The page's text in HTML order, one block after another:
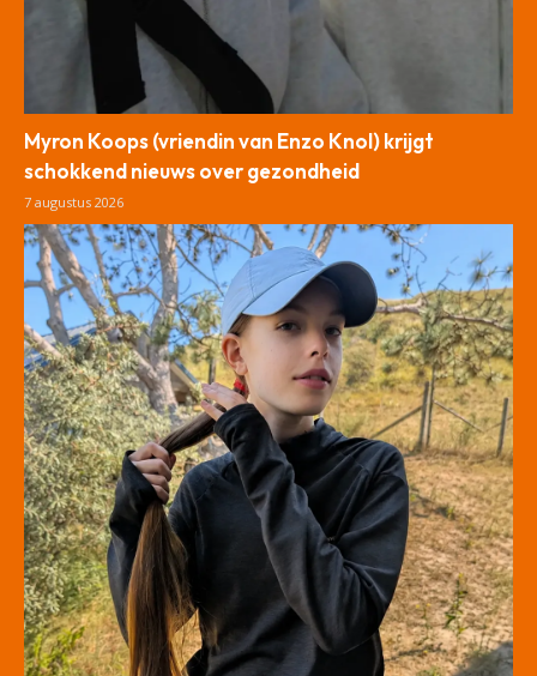
Myron Koops (vriendin van Enzo Knol) krijgt
schokkend nieuws over gezondheid
7 augustus 2026